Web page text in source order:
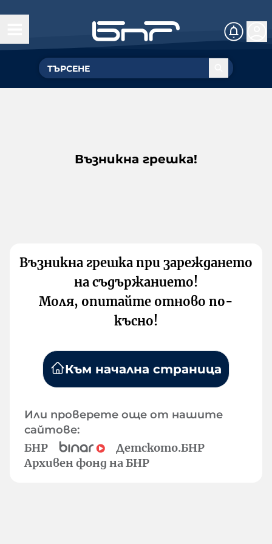
Възникна грешка!
Възникна грешка при зареждането
на съдържанието!
Моля, опитайте отново по-
късно!
Към начална страница
Или проверете още от нашите
сайтове:
БНР
Детското.БНР
Архивен фонд на БНР